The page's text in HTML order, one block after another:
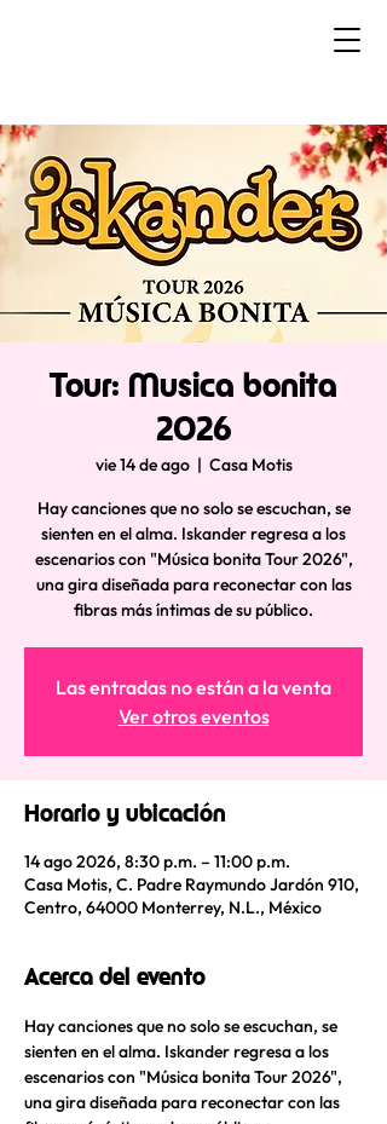
Tour: Musica bonita
2026
vie 14 de ago
  |
Casa Motis
Hay canciones que no solo se escuchan, se
sienten en el alma. Iskander regresa a los
escenarios con "Música bonita Tour 2026",
una gira diseñada para reconectar con las
fibras más íntimas de su público.
Las entradas no están a la venta
Ver otros eventos
Horario y ubicación
14 ago 2026, 8:30 p.m. – 11:00 p.m.
Casa Motis, C. Padre Raymundo Jardón 910,
Centro, 64000 Monterrey, N.L., México
Acerca del evento
Hay canciones que no solo se escuchan, se
sienten en el alma. Iskander regresa a los
escenarios con "Música bonita Tour 2026",
una gira diseñada para reconectar con las